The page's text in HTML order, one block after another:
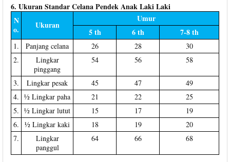
6. Ukuran Standar Celana Pendek Anak Laki Laki
N
o.
Ukuran
Umur
5 th
6 th 7-8 th
1. Panjang celana 26 28
30
2.
Lingkar
pinggang
54 56 58
3. Lingkar pesak 45 47
49
4. ½ Lingkar paha 21 22
25
5. ½ Lingkar lutut 15 17
19
6.
½ Lingkar kaki 18 19
20
7.
Lingkar
panggul
64 66 68